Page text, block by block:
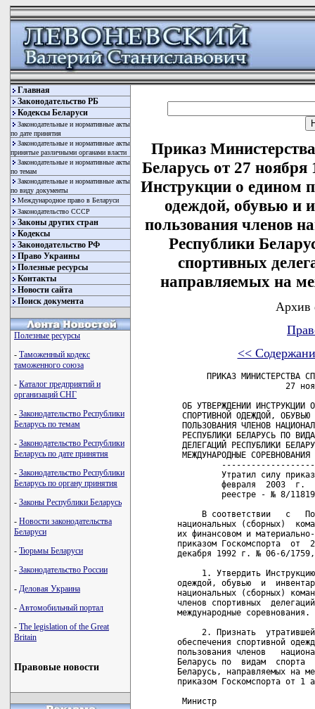
Главная
Законодательство РБ
Кодексы Беларуси
Законодательные и нормативные акты
по дате принятия
Законодательные и нормативные акты
принятые различными органами власти
Законодательные и нормативные акты
по темам
Законодательные и нормативные акты
по виду документы
Международное право в Беларуси
Законодательство СССР
Законы других стран
Кодексы
Законодательство РФ
Право Украины
Полезные ресурсы
Контакты
Новости сайта
Поиск документа
Полезные ресурсы
- Таможенный кодекс
таможенного союза
- Каталог предприятий и
организаций СНГ
- Законодательство Республики
Беларусь по темам
- Законодательство Республики
Беларусь по дате принятия
- Законодательство Республики
Беларусь по органу принятия
- Законы Республики Беларусь
- Новости законодательства
Беларуси
- Тюрьмы Беларуси
- Законодательство России
- Деловая Украина
- Автомобильный портал
- The legislation of the Great
Britain
Правовые новости
Приказ
Беларусь от 27
Инструкции о едином
одеждой, обувью и
пользования членов
Республики
спортивных
направляемых на
Архив
<<
ПРИКАЗ МИНИСТЕРСТВА СПОРТА И ТУРИЗМА РЕСПУБЛИКИ БЕЛАРУСЬ
                      27 ноября 1997 г. № 1503

 ОБ УТВЕРЖДЕНИИ ИНСТРУКЦИИ О ЕДИНОМ ПОРЯДКЕ ОБЕСПЕЧЕНИЯ
 СПОРТИВНОЙ ОДЕЖДОЙ, ОБУВЬЮ И ИНВЕНТАРЕМ ИНДИВИДУАЛЬНОГО
 ПОЛЬЗОВАНИЯ ЧЛЕНОВ НАЦИОНАЛЬНЫХ (СБОРНЫХ) КОМАНД
 РЕСПУБЛИКИ БЕЛАРУСЬ ПО ВИДАМ СПОРТА И ЧЛЕНОВ СПОРТИВНЫХ
 ДЕЛЕГАЦИЙ РЕСПУБЛИКИ БЕЛАРУСЬ, НАПРАВЛЯЕМЫХ НА
 МЕЖДУНАРОДНЫЕ СОРЕВНОВАНИЯ
         --------------------------------------------------------+++
         Утратил силу приказом Министерства спорта и туризма  от  10
         февраля  2003  г.  №  106  (зарегистрирован  в Национальном
         реестре - № 8/11819 от 09.12.2004 г.)   

     В соответствии   с   Положением   "О    порядке    формирования
национальных (сборных)  команд  Республики Беларусь по видам спорта,
их финансовом и материально-техническом  обеспечении",  утвержденным
приказом Госкомспорта  от  29 декабря 1992 г.  № 611 и Минфина от 12
декабря 1992 г. № 06-6/1759, приказываю:

     1. Утвердить Инструкцию о едином порядке обеспечения спортивной
одеждой, обувью  и  инвентарем  индивидуального  пользования  членов
национальных (сборных) команд Республики Беларусь по видам спорта  и
членов спортивных  делегаций  Республики  Беларусь,  направляемых на
международные соревнования.

     2. Признать  утратившей  силу  Инструкцию  о   едином   порядке
обеспечения спортивной одеждой,  обувью и инвентарем индивидуального
пользования членов   национальных   (сборных)   команд    Республики
Беларусь по  видам  спорта  и членов спортивных делегаций Республики
Беларусь, направляемых на международные  соревнования,  утвержденную
приказом Госкомспорта от 1 апреля 1993 г. № 198.

 Министр                                                В.И.МАКЕЙЧИК

                                                 УТВЕРЖДЕНО
                                                 Приказ Министерства
                                                 спорта и туризма
                                                 Республики Беларусь
                                                 27.11.1997 № 1503

                             ИНСТРУКЦИЯ
              о едином порядке обеспечения спортивной
            одеждой, обувью и инвентарем индивидуального
          пользования членов национальных (сборных) команд
            Республики Беларусь по видам спорта и членов
             спортивных делегаций Республики Беларусь,
             направляемых на международные соревнования

     Настоящая Инструкция  разработана в соответствии с Положением о
порядке формирования  национальных   (сборных)   команд   Республики
Беларусь по  видам  спорта,  их финансовом и материально-техническом
обеспечении, утвержденным Минфином (№ 06-6/1759 от 15  декабря  1992
г.) и Госкомспортом (приказ от 29 декабря 1992 г. № 611)
     К спортивному имуществу относятся спортивная  одежда,  обувь  и
инвентарь индивидуального пользования.
     Спортивное имущество  приобретается   Минспортом   в   пределах
выделенных ассигнований и выдается в соответствии:
     - с табелем № 1 спортивной одежды и обуви общего назначения;
     - с   табелем  №  2  спортивной  одежды  и  обуви  специального
назначения;
     - с   табелем   №   3   спортивного  инвентаря  индивидуального
пользования.

     Примечание. Табеля № 1-3 спортивного имущества  утверждаются  в
установленном  порядке  и являются приложением к Положению о порядке
формирования национальных (сборных) команд  Республики  Беларусь  по
видам спорта, их финансовом и материально-техническом обеспечении.

     Выдача спортивного имущества производится со склада Минспорта.
     Денежные средства,  полученные  от  оплаты  частичной стоимости
спортивной одежды  и  спортивной  обуви,   могут   направляться   на
восстановление средств,     предусматриваемых     на    приобретение
спортивного имущества.

           1. Выдача спортивного имущества членам штатных
              национальных команд по видам спорта для
                    учебно-тренировочной работы

     Членами штатных национальных команд по  видам  спорта  являются
спортсмены-инструкторы и  тренеры,  строящие  трудовые  отношения  с
Минспортом на контрактной основе.
     Для учебно-тренировочной    работы   им   выдается   спортивное
имущество согласно табелям № 1-3 без оплаты его стоимости.
     Повторное обеспечение спортивным имуществом производится только
после